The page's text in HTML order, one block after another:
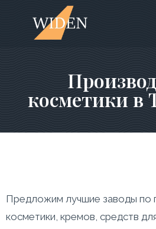
косметики в
Предложим лучшие заводы по
косметики, кремов, средств